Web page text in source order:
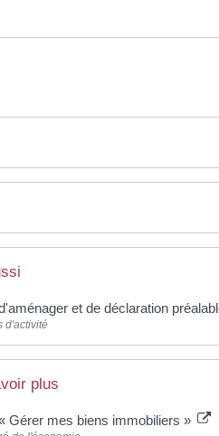
et de déclaration
d'activité
plus
Gérer mes biens immobiliers »